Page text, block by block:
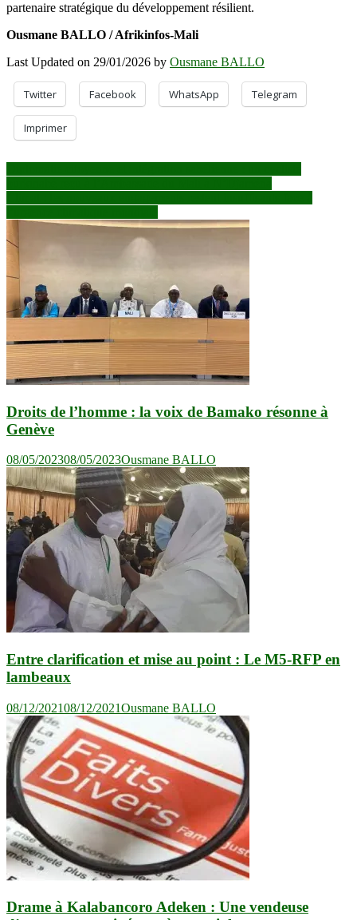
partenaire stratégique du développement résilient.
Ousmane BALLO / Afrikinfos-Mali
Last Updated on 29/01/2026 by Ousmane BALLO
Twitter Facebook WhatsApp Telegram
Imprimer
Navigation
de
l’article
Droits de l’homme : la voix de Bamako résonne à
Genève
08/05/202308/05/2023Ousmane BALLO
Entre clarification et mise au point : Le M5-RFP en
lambeaux
08/12/202108/12/2021Ousmane BALLO
Drame à Kalabancoro Adeken : Une vendeuse